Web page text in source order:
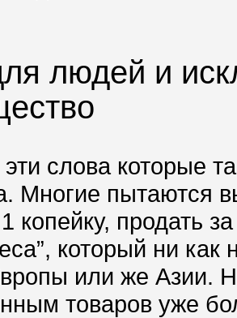
людей и
слова которые
Многие пытаются
1 копейку, продать
который ни
или же Азии.
товаров уже